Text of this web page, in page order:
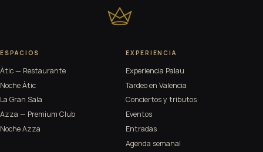
ESPACIOS
Àtic — Restaurante
Noche Àtic
La Gran Sala
Azza — Premium Club
Noche Azza
EXPERIENCIA
Experiencia Palau
Tardeo en Valencia
Conciertos y tributos
Eventos
Entradas
Agenda semanal